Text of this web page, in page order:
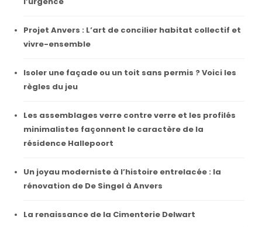
Projet Anvers : L’art de concilier habitat collectif et
vivre-ensemble
Isoler une façade ou un toit sans permis ? Voici les
règles du jeu
Les assemblages verre contre verre et les profilés
minimalistes façonnent le caractère de la
résidence Hallepoort
Un joyau moderniste à l’histoire entrelacée : la
rénovation de De Singel à Anvers
La renaissance de la Cimenterie Delwart